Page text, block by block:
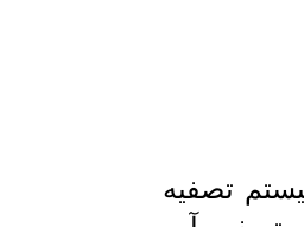
تصفیه